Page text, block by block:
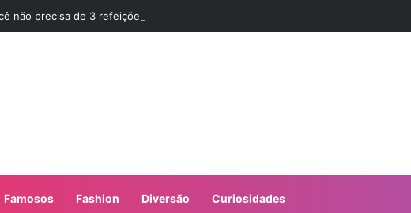
não precisa de 3 refeições diárias e sim de Jejum
Famosos Fashion Diversão Curiosidades